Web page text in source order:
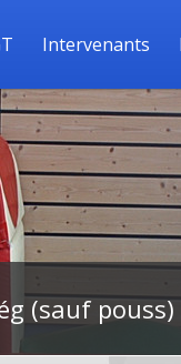
Intervenants
(sauf